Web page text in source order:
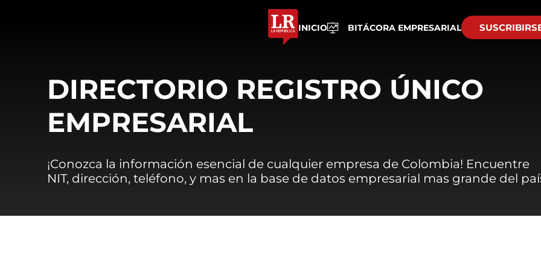
INICIO BITÁCORA EMPRESARIAL
DIRECTORIO REGISTRO ÚNICO
EMPRESARIAL
¡Conozca la información esencial de cualquier empresa de Colombia! Encuentre
NIT, dirección, teléfono, y mas en la base de datos empresarial mas grande del